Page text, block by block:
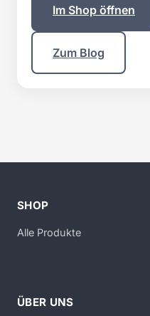
Im Shop öffnen
Zum Blog
SHOP
Alle Produkte
ÜBER UNS